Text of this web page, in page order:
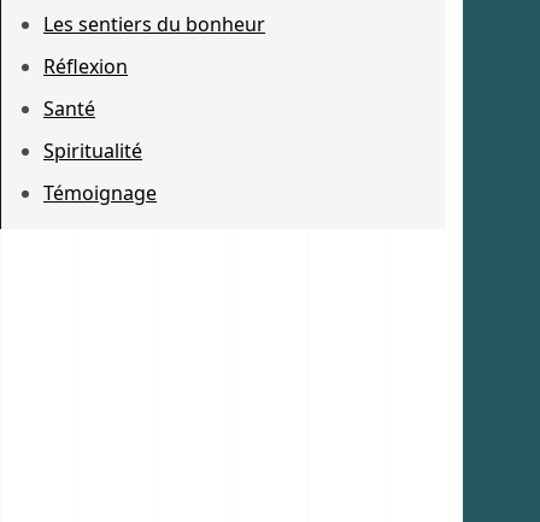
Les sentiers du bonheur
Réflexion
Santé
Spiritualité
Témoignage